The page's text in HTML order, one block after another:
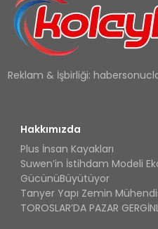
Reklam & İşbirliği:
Hakkımızda
Plus İnsan Kayakları
Suwen’in İstihdam Modeli
GücünüBüyütüyor
Tanyer Yapı Zemin
TOROSLAR’DA PAZAR